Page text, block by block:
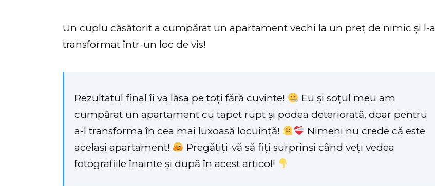
Un cuplu căsătorit a cumpărat un apartament vechi la un preț de nimic și l-a
transformat într-un loc de vis!
Rezultatul final îi va lăsa pe toți fără cuvinte!
Eu și soțul meu am
cumpărat un apartament cu tapet rupt și podea deteriorată, doar pentru
a-l transforma în cea mai luxoasă locuință!
Nimeni nu crede că este
același apartament!
Pregătiți-vă să fiți surprinși când veți vedea
fotografiile înainte și după în acest articol!